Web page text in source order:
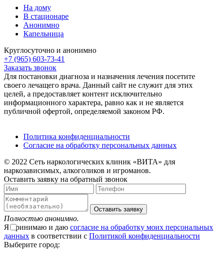
На дому
В стационаре
Анонимно
Капельница
Круглосуточно и анонимно
+7 (965) 603-73-41
Заказать звонок
Для постановки диагноза и назначения лечения посетите
своего лечащего врача. Данный сайт не служит для этих
целей, а предоставляет контент исключительно
информационного характера, равно как и не является
публичной офертой, определяемой законом РФ.
Политика конфиденциальности
Согласие на обработку персональных данных
© 2022 Сеть наркологических клиник «ВИТА» для
наркозависимых, алкоголиков и игроманов.
Оставить заявку на обратный звонок
Оставить заявку
Полностью анонимно.
Я принимаю и даю согласие на обработку моих персональных
данных в соответствии с Политикой конфиденциальности
Выберите город: